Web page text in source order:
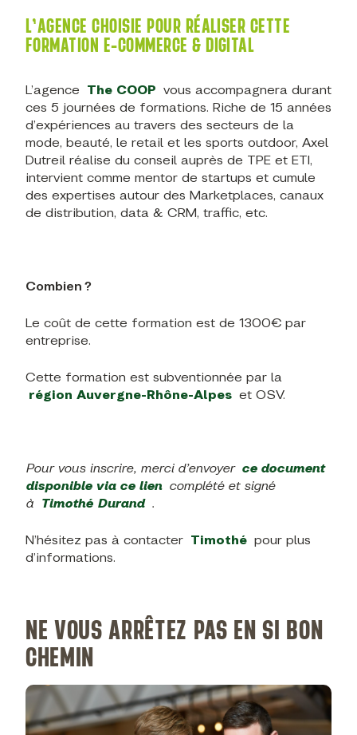
L’AGENCE CHOISIE POUR RÉALISER CETTE
FORMATION E-COMMERCE & DIGITAL
L’agence The COOP vous accompagnera durant
ces 5 journées de formations. Riche de 15 années
d’expériences au travers des secteurs de la
mode, beauté, le retail et les sports outdoor, Axel
Dutreil réalise du conseil auprès de TPE et ETI,
intervient comme mentor de startups et cumule
des expertises autour des Marketplaces, canaux
de distribution, data & CRM, traffic, etc.
Combien ?
Le coût de cette formation est de 1300€ par
entreprise.
Cette formation est subventionnée par la
région Auvergne-Rhône-Alpes et OSV.
Pour vous inscrire, merci d’envoyer ce document
disponible via ce lien complété et signé
à Timothé Durand .
N’hésitez pas à contacter Timothé pour plus
d’informations.
NE VOUS ARRÊTEZ PAS EN SI BON
CHEMIN